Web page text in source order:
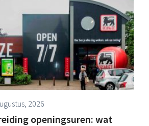
gebruikersnamen en
niet getroffen.
2026
openingsuren: wat